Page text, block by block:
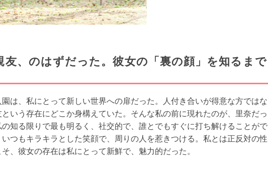
友、のはずだった。彼女の「裏の顔」を知るまで
は、私にとって新しい世界への扉だった。人付き合いが得意な方ではな
いう存在にどこか身構えていた。そんな私の前に現れたのが、里奈だっ
知る限りで最も明るく、社交的で、誰とでもすぐに打ち解けることがで
つもキラキラとした笑顔で、周りの人を惹きつける。私とは正反対の性
、彼女の存在は私にとって新鮮で、魅力的だった。